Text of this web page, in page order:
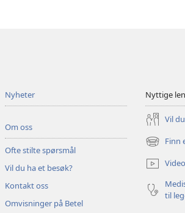
Nyheter
Om oss
Ofte stilte spørsmål
Vil du ha et besøk?
Kontakt oss
Omvisninger på Betel
Nyttige
Vil
Finn
(åpner
nytt
vindu)
til